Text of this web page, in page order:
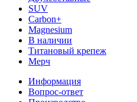
SUV
Carbon+
Magnesium
В наличии
Титановый крепеж
Мерч
Информация
Вопрос-ответ